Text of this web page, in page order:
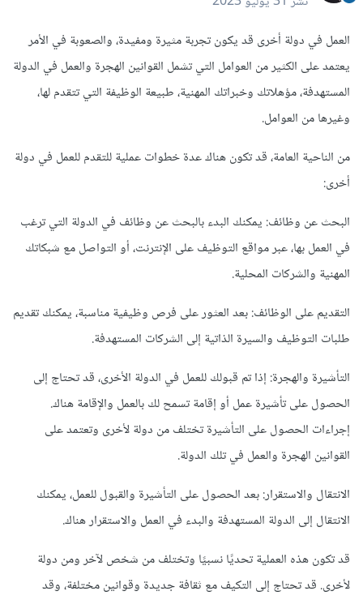
العمل في دولة أخرى قد يكون تجربة مثيرة ومفيدة، والصعوبة في الأمر
يعتمد على الكثير من العوامل التي تشمل القوانين الهجرة والعمل في الدولة
المستهدفة، مؤهلاتك وخبراتك المهنية، طبيعة الوظيفة التي تتقدم لها،
وغيرها من العوامل.
من الناحية العامة، قد تكون هناك عدة خطوات عملية للتقدم للعمل في دولة
أخرى:
البحث عن وظائف: يمكنك البدء بالبحث عن وظائف في الدولة التي ترغب
في العمل بها، عبر مواقع التوظيف على الإنترنت، أو التواصل مع شبكاتك
المهنية والشركات المحلية.
التقديم على الوظائف: بعد العثور على فرص وظيفية مناسبة، يمكنك تقديم
طلبات التوظيف والسيرة الذاتية إلى الشركات المستهدفة.
التأشيرة والهجرة: إذا تم قبولك للعمل في الدولة الأخرى، قد تحتاج إلى
الحصول على تأشيرة عمل أو إقامة تسمح لك بالعمل والإقامة هناك.
إجراءات الحصول على التأشيرة تختلف من دولة لأخرى وتعتمد على
القوانين الهجرة والعمل في تلك الدولة.
الانتقال والاستقرار: بعد الحصول على التأشيرة والقبول للعمل، يمكنك
الانتقال إلى الدولة المستهدفة والبدء في العمل والاستقرار هناك.
قد تكون هذه العملية تحديًا نسبيًا وتختلف من شخص لآخر ومن دولة
لأخرى. قد تحتاج إلى التكيف مع ثقافة جديدة وقوانين مختلفة، وقد